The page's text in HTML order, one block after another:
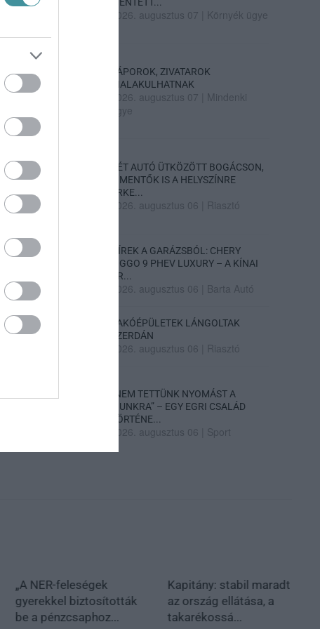
2026. augusztus 07 Környék ügye
ZÁPOROK, ZIVATAROK
KIALAKULHATNAK
2026. augusztus 07
Mindenki
ügye
KÉT AUTÓ ÜTKÖZÖTT BOGÁCSON,
A MENTŐK IS A HELYSZÍNRE
ÉRKE...
2026. augusztus 06 Riasztó
HÍREK A GARÁZSBÓL: CHERY
TIGGO 9 PHEV LUXURY – A KÍNAI
PR...
2026. augusztus 06 Barta Autó
LAKÓÉPÜLETEK LÁNGOLTAK
SZERDÁN
2026. augusztus 06 Riasztó
„NEM TETTÜNK NYOMÁST A
FIUNKRA” – EGY EGRI CSALÁD
TÖRTÉNE...
2026. augusztus 06 Sport
„A NER-feleségek
gyerekkel biztosították
be a pénzcsaphoz...
Kapitány: stabil maradt
az ország ellátása, a
takarékossá...